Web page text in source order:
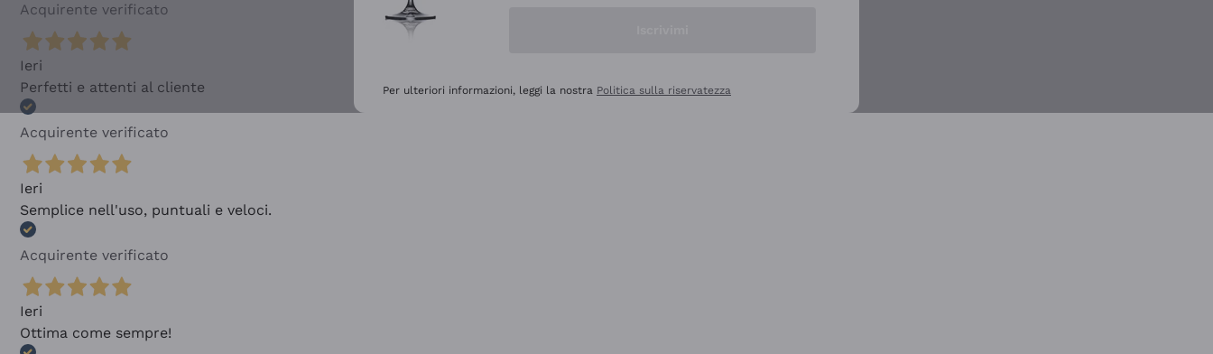
Acquirente verificato
Ieri
Perfetti e attenti al cliente
Acquirente verificato
Ieri
Semplice nell'uso, puntuali e veloci.
Acquirente verificato
Ieri
Ottima come sempre!
Per ulteriori informazioni, leggi la nostra Politica sulla riservatezza